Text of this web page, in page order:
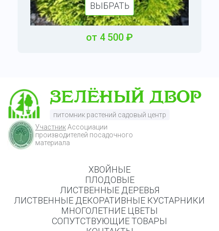
ВЫБРАТЬ
от 4 500 ₽
питомник растений садовый центр
УчастникАссоциации
производителей посадочного
материала
ХВОЙНЫЕ
ПЛОДОВЫЕ
ЛИСТВЕННЫЕ ДЕРЕВЬЯ
ЛИСТВЕННЫЕ ДЕКОРАТИВНЫЕ КУСТАРНИКИ
МНОГОЛЕТНИЕ ЦВЕТЫ
СОПУТСТВУЮЩИЕ ТОВАРЫ